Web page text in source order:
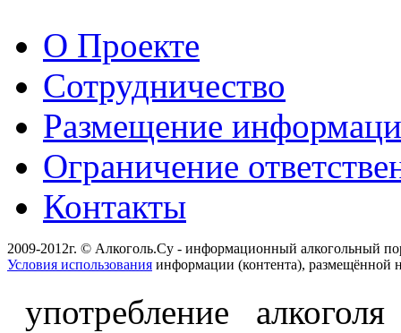
О Проекте
Сотрудничество
Размещение
Ограничение
Контакты
2009-2012г. © Алкоголь.Су - информационный алкогольный
Условия использования информации (контента), размещённой
употребление